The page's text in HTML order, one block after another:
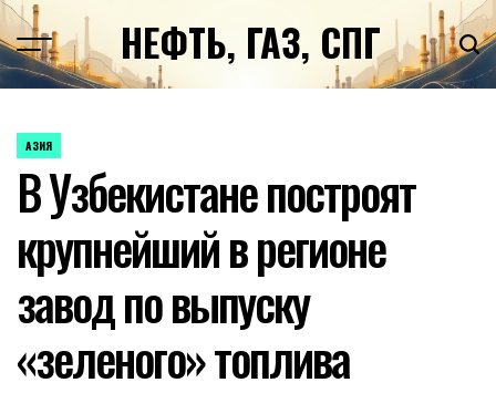
Перейти
к
содержимомуНЕФТЬ, ГАЗ, СПГ
ОПУБЛИКОВАНО
АЗИЯ
В Узбекистане построят
крупнейший в регионе
завод по выпуску
«зеленого» топлива